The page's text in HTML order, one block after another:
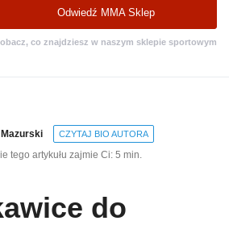
Odwiedź MMA Sklep
co znajdziesz w naszym sklepie sportowym
CZYTAJ BIO AUTORA
tego artykułu zajmie Ci: 5 min.
do